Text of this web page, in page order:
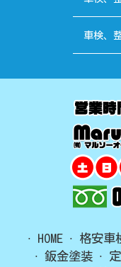
車検、
HOME 格安車
鈑金塗装